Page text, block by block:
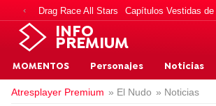
Drag Race All Stars Capítulos Vestidas de
INFO
PREMIUM
MOMENTOS Personajes Noticias
Atresplayer Premium » El Nudo » Noticias